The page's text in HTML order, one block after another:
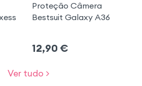
Proteção Câmera
Bestsuit Galaxy A36
12,90 €
Ver tudo >